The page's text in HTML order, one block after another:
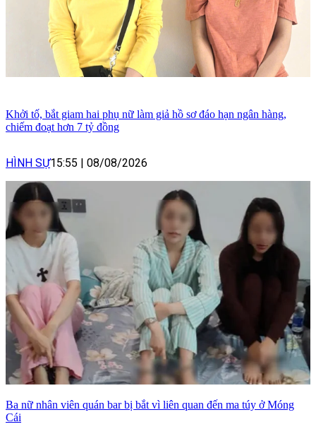
Khởi tố, bắt giam hai phụ nữ làm giả hồ sơ đáo hạn ngân hàng,
chiếm đoạt hơn 7 tỷ đồng
HÌNH SỰ15:55 | 08/08/2026
Ba nữ nhân viên quán bar bị bắt vì liên quan đến ma túy ở Móng
Cái